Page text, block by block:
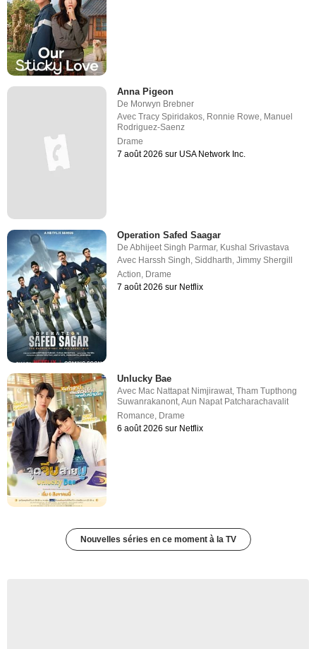
Anna Pigeon
De Morwyn Brebner
AvecTracy Spiridakos Ronnie Rowe Manuel
Rodriguez-Saenz
Drame
7 août 2026 sur USA Network Inc.
Operation Safed Saagar
DeAbhijeet Singh Parmar, Kushal Srivastava
Avec Harssh Singh,Siddharth,Jimmy Shergill
Action, Drame
7 août 2026 sur Netflix
Unlucky Bae
Avec Mac Nattapat Nimjirawat,Tham Tupthong
Suwanrakanont,Aun Napat Patcharachavalit
Romance, Drame
6 août 2026 sur Netflix
Nouvelles séries en ce moment à la TV